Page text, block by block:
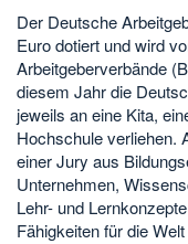
Der Deutsche
Euro dotiert und wird
Arbeitgeberverbände
diesem Jahr die
jeweils an eine Kita,
Hochschule verliehen.
einer Jury aus
Unternehmen,
Lehr- und
Fähigkeiten für die